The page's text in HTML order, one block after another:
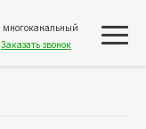
многоканальный
Заказать звонок